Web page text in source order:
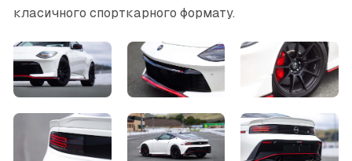
класичного спорткарного формату.